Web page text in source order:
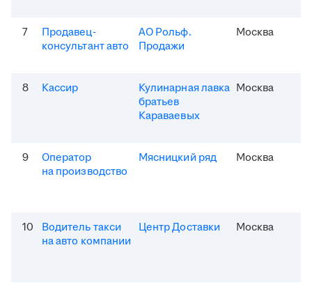
7
Продавец-
консультант авто
АО Рольф.
Продажи
Москва
8 Кассир
Кулинарная лавка
братьев
Караваевых
Москва
9
Оператор
на производство
Мясницкий ряд Москва
10
Водитель такси
на авто компании
Центр Доставки Москва